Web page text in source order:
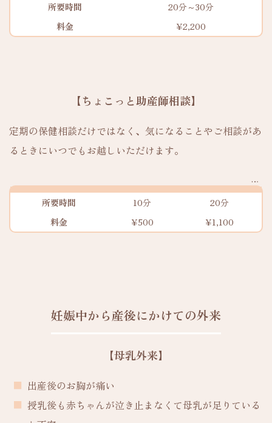
所要時間
20分～30分
料金
¥2,200
【ちょこっと助産師相談】
定期の保健相談だけではなく、気になることやご相談があ
るときにいつでもお越しいただけます。
所要時間 10分
20分
料金
¥500 ¥1,100
妊娠中から産後にかけての外来
【母乳外来】
出産後のお胸が痛い
授乳後も赤ちゃんが泣き止まなくて母乳が足りている